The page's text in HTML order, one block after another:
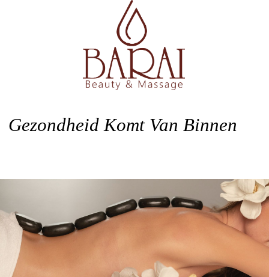
Gezondheid Komt Van Binnen